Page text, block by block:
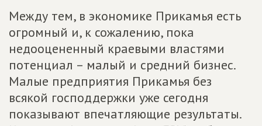
Между тем, в экономике Прикамья есть
огромный и, к сожалению, пока
недооцененный краевыми властями
потенциал – малый и средний бизнес.
Малые предприятия Прикамья без
всякой господдержки уже сегодня
показывают впечатляющие результаты.